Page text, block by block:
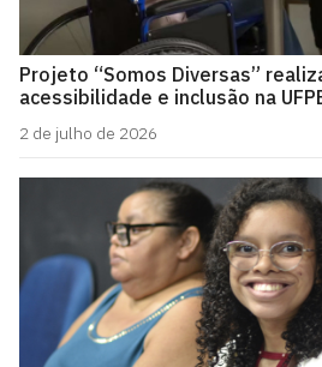
Projeto “Somos Diversas”
acessibilidade e inclusão na
2 de julho de 2026